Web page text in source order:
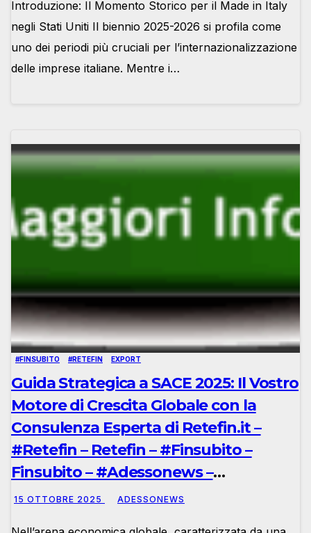
Introduzione: Il Momento Storico per il Made in Italy
negli Stati Uniti Il biennio 2025-2026 si profila come
uno dei periodi più cruciali per l’internazionalizzazione
delle imprese italiane. Mentre i…
#FINSUBITO #RETEFIN EXPORT
Guida Strategica a SACE 2025: Il Vostro
Motore di Crescita Globale con la
Consulenza Esperta di Retefin.it –
#Retefin – Retefin – #Finsubito –
Finsubito – #Adessonews –
#Adessonews – #Finsubito –
15 OTTOBRE 2025 ADESSONEWS